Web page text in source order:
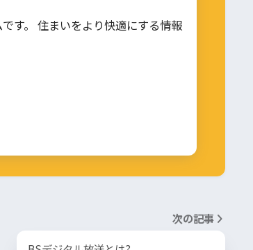
す。 住まいをより快適にする情報
次の記事